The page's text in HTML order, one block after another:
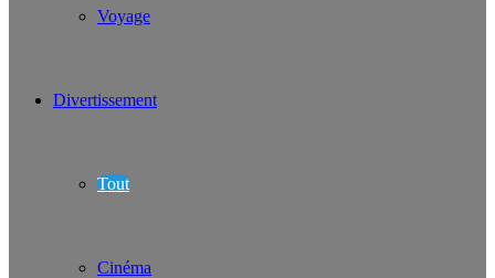
Voyage
Divertissement
Tout
Cinéma